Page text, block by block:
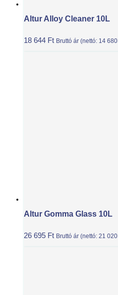
Altur Alloy Cleaner 10L
18 644 Ft Bruttó ár (nettó: 14 680
Altur Gomma Glass 10L
26 695 Ft Bruttó ár (nettó: 21 020